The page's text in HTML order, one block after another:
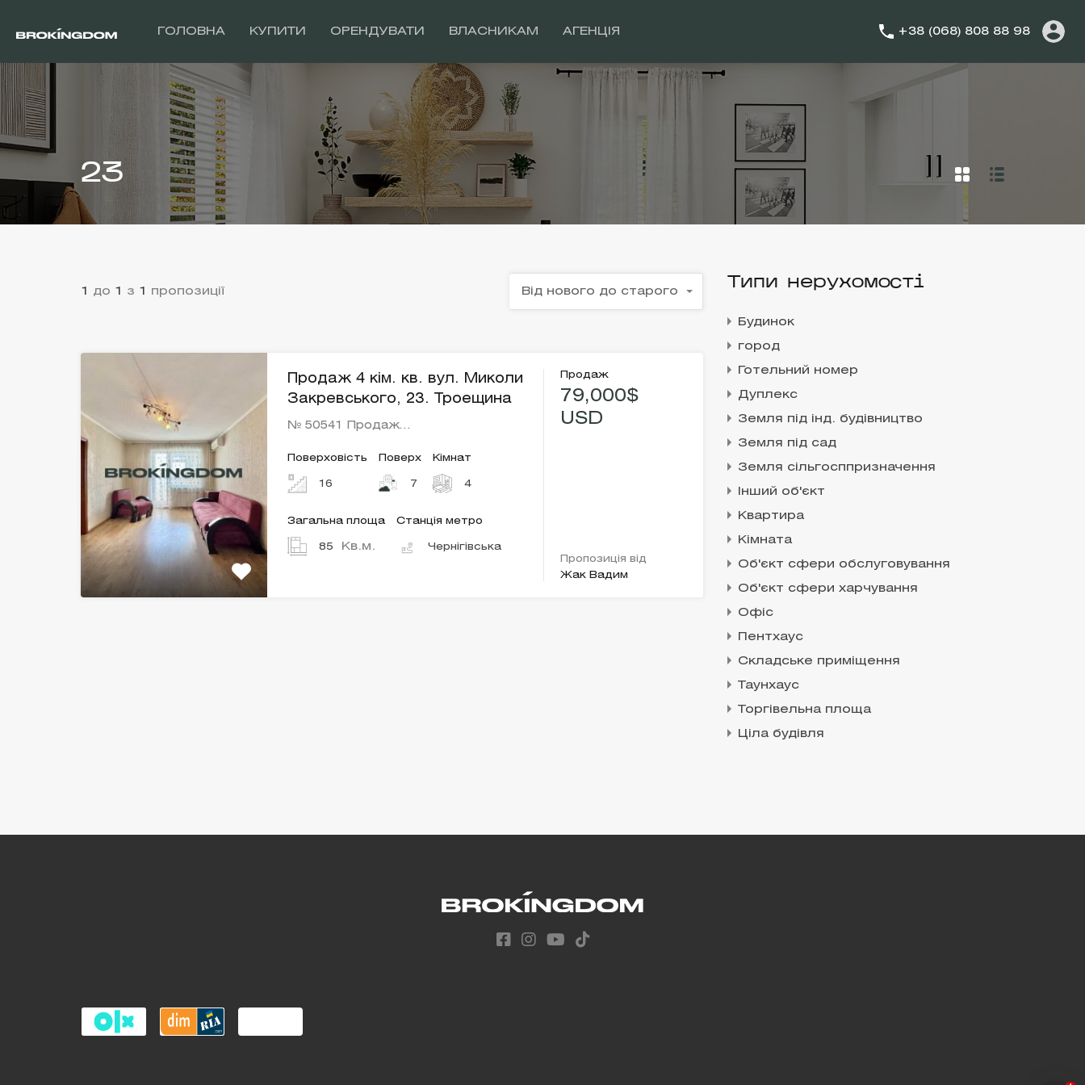
ГОЛОВНА КУПИТИ ОРЕНДУВАТИ ВЛАСНИКАМ АГЕНЦІЯ +38 (068) 808 88 98
23
1 до 1 з 1 пропозиції Від нового до старого
Продаж 4 кім. кв. вул. Миколи
Закревського, 23. Троещина
№ 50541 Продаж…
Поверховість
16
Поверх
7
Кімнат
4
Загальна площа
85 Кв.м.
Станція метро
Чернігівська
Продаж
79,000$
USD
Пропозиція від
Жак Вадим
Типи нерухомості
Будинок
город
Готельний номер
Дуплекс
Земля під інд. будівництво
Земля під сад
Земля сільгосппризначення
Інший об'єкт
Квартира
Кімната
Об'єкт сфери обслуговування
Об'єкт сфери харчування
Офіс
Пентхаус
Складське приміщення
Таунхаус
Торгівельна площа
Ціла будівля